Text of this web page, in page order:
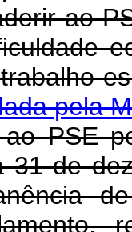
ao
pela
PSE
31 de